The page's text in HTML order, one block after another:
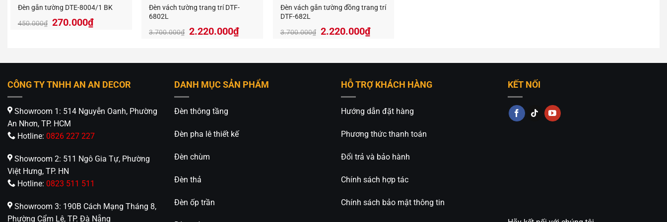
Đèn gắn tường DTE-8004/1 BK
450.000₫ Giá
270.000₫Giá
hiện
270.000₫.
Đèn vách tường trang trí DTF-
6802L
3.700.000₫ 2.220.000₫
Đèn vách gắn tường đồng trang trí
DTF-682L
3.700.000₫ Giá
3.700.000₫.
2.220.000₫Giá
hiện
là:
CÔNG TY TNHH AN AN DECOR
Showroom 1: 514 Nguyễn Oanh, Phường
An Nhơn, TP. HCM
Hotline: 0826 227 227
Showroom 2: 511 Ngô Gia Tự, Phường
Việt Hưng, TP. HN
Hotline: 0823 511 511
Showroom 3: 190B Cách Mạng Tháng 8,
Phường Cẩm Lệ, TP. Đà Nẵng
DANH MỤC SẢN PHẨM
Đèn thông tầng
Đèn pha lê thiết kế
Đèn chùm
Đèn thả
Đèn ốp trần
HỖ TRỢ KHÁCH HÀNG
Hướng dẫn đặt hàng
Phương thức thanh toán
Đổi trả và bảo hành
Chính sách hợp tác
Chính sách bảo mật thông tin
KẾT NỐI